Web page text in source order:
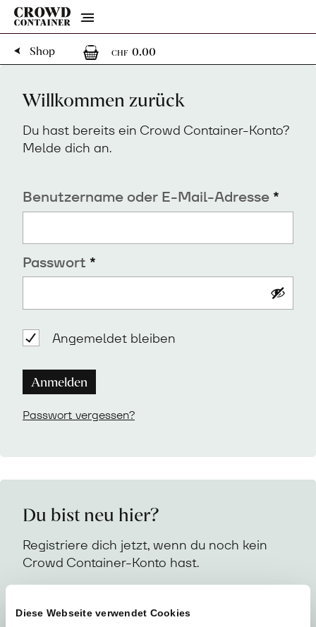
Diese Webseite verwendet Cookies
Menu
Shop
CHF 0.00
Willkommen zurück
Du hast bereits ein Crowd Container-Konto?
Melde dich an.
Benutzername oder E-Mail-Adresse *
Passwort *
Angemeldet bleiben
Anmelden
Passwort vergessen?
Du bist neu hier?
Registriere dich jetzt, wenn du noch kein
Crowd Container-Konto hast.
E-Mail-Adresse*Erforderlich